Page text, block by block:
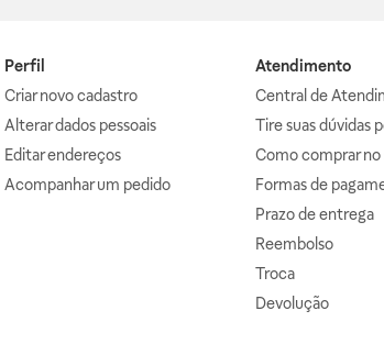
Perfil
Criar novo cadastro
Alterar dados pessoais
Editar endereços
Acompanhar um pedido
Atendimento
Central de
Tire suas dúvidas
Como comprar no
Formas de
Prazo de entrega
Reembolso
Troca
Devolução